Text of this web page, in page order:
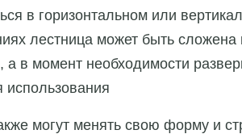
в горизонтальном или
лестница может быть сложена
в момент необходимости
могут менять свою форму и